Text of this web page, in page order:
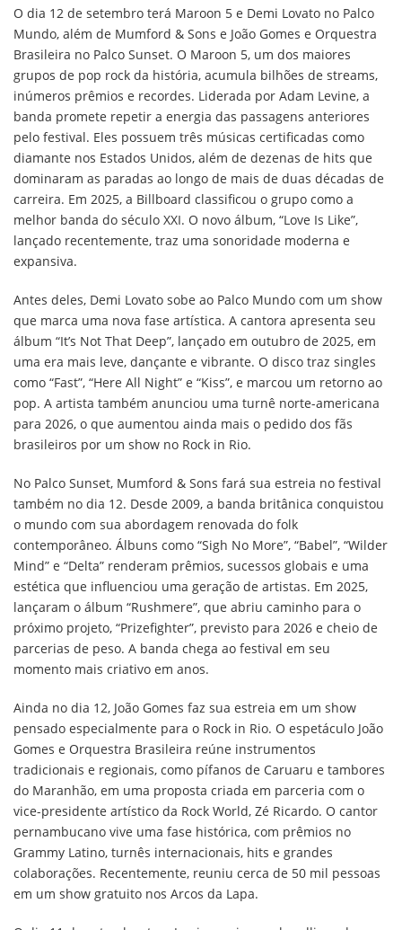
O dia 12 de setembro terá Maroon 5 e Demi Lovato no Palco
Mundo, além de Mumford & Sons e João Gomes e Orquestra
Brasileira no Palco Sunset. O Maroon 5, um dos maiores
grupos de pop rock da história, acumula bilhões de streams,
inúmeros prêmios e recordes. Liderada por Adam Levine, a
banda promete repetir a energia das passagens anteriores
pelo festival. Eles possuem três músicas certificadas como
diamante nos Estados Unidos, além de dezenas de hits que
dominaram as paradas ao longo de mais de duas décadas de
carreira. Em 2025, a Billboard classificou o grupo como a
melhor banda do século XXI. O novo álbum, “Love Is Like”,
lançado recentemente, traz uma sonoridade moderna e
expansiva.
Antes deles, Demi Lovato sobe ao Palco Mundo com um show
que marca uma nova fase artística. A cantora apresenta seu
álbum “It’s Not That Deep”, lançado em outubro de 2025, em
uma era mais leve, dançante e vibrante. O disco traz singles
como “Fast”, “Here All Night” e “Kiss”, e marcou um retorno ao
pop. A artista também anunciou uma turnê norte-americana
para 2026, o que aumentou ainda mais o pedido dos fãs
brasileiros por um show no Rock in Rio.
No Palco Sunset, Mumford & Sons fará sua estreia no festival
também no dia 12. Desde 2009, a banda britânica conquistou
o mundo com sua abordagem renovada do folk
contemporâneo. Álbuns como “Sigh No More”, “Babel”, “Wilder
Mind” e “Delta” renderam prêmios, sucessos globais e uma
estética que influenciou uma geração de artistas. Em 2025,
lançaram o álbum “Rushmere”, que abriu caminho para o
próximo projeto, “Prizefighter”, previsto para 2026 e cheio de
parcerias de peso. A banda chega ao festival em seu
momento mais criativo em anos.
Ainda no dia 12, João Gomes faz sua estreia em um show
pensado especialmente para o Rock in Rio. O espetáculo João
Gomes e Orquestra Brasileira reúne instrumentos
tradicionais e regionais, como pífanos de Caruaru e tambores
do Maranhão, em uma proposta criada em parceria com o
vice-presidente artístico da Rock World, Zé Ricardo. O cantor
pernambucano vive uma fase histórica, com prêmios no
Grammy Latino, turnês internacionais, hits e grandes
colaborações. Recentemente, reuniu cerca de 50 mil pessoas
em um show gratuito nos Arcos da Lapa.